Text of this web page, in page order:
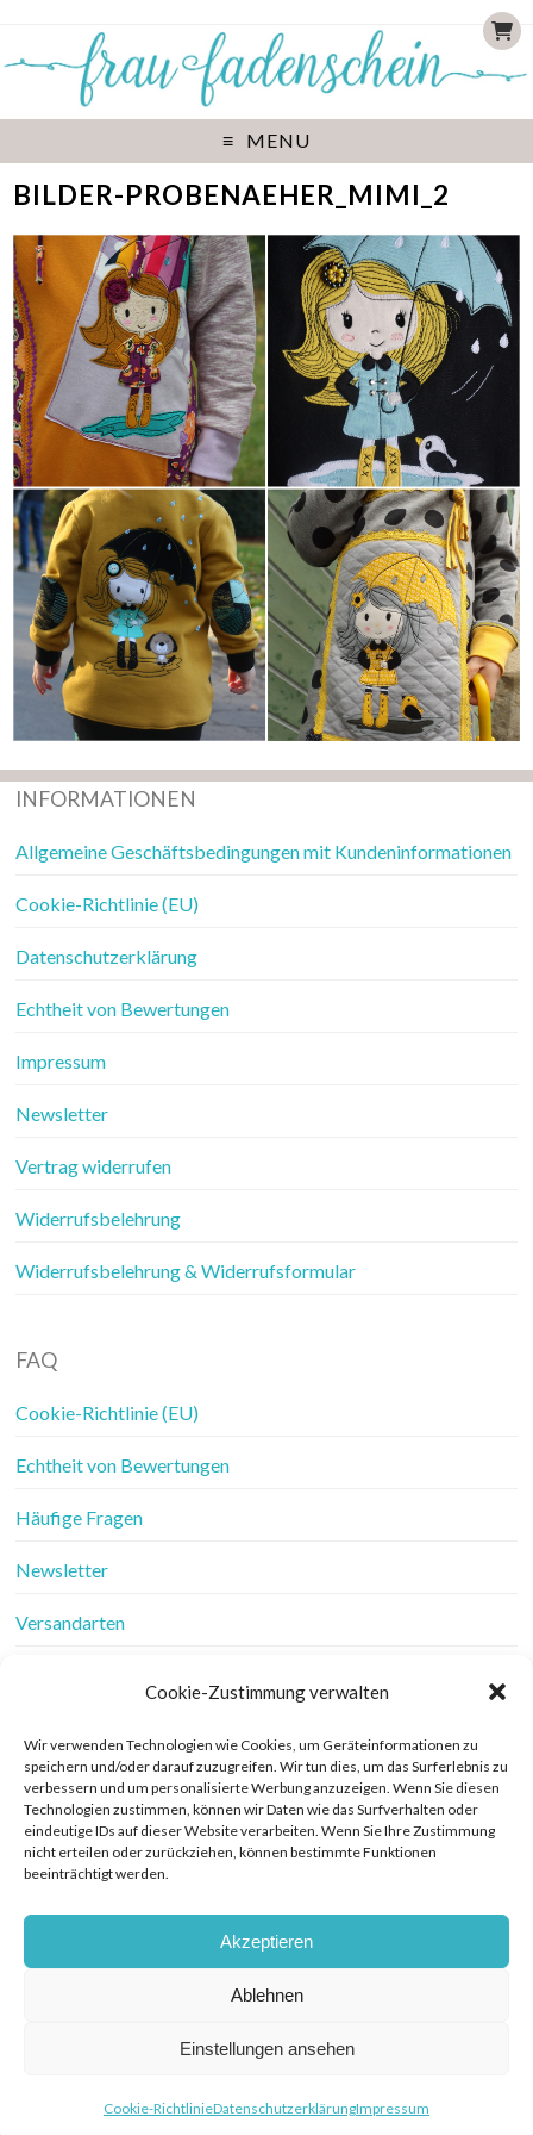
Cookie-Zustimmung verwalten
Wir verwenden Technologien wie Cookies, um Geräteinformationen zu
speichern und/oder darauf zuzugreifen. Wir tun dies, um das Surferlebnis zu
verbessern und um personalisierte Werbung anzuzeigen. Wenn Sie diesen
Technologien zustimmen, können wir Daten wie das Surfverhalten oder
eindeutige IDs auf dieser Website verarbeiten. Wenn Sie Ihre Zustimmung
nicht erteilen oder zurückziehen, können bestimmte Funktionen
beeinträchtigt werden.
Akzeptieren
Ablehnen
Einstellungen ansehen
Cookie-RichtlinieDatenschutzerklärungImpressum
MENU
BILDER-PROBENAEHER_MIMI_2
INFORMATIONEN
Allgemeine Geschäftsbedingungen mit Kundeninformationen
Cookie-Richtlinie (EU)
Datenschutzerklärung
Echtheit von Bewertungen
Impressum
Newsletter
Vertrag widerrufen
Widerrufsbelehrung
Widerrufsbelehrung & Widerrufsformular
FAQ
Cookie-Richtlinie (EU)
Echtheit von Bewertungen
Häufige Fragen
Newsletter
Versandarten
Werbung
Widerrufsbelehrung
Zahlungsarten
© COPYRIGHT FRAU FADENSCHEIN 2019. THEME BY BLUCHIC